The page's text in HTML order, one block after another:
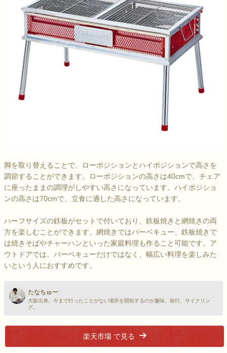
脚を取り替えることで、ローポジションとハイポジションで高さを
調節することができます。ローポジションの高さは40cmで、チェア
に座ったままの調理がしやすい高さになっています。ハイポジショ
ンの高さは70cmで、立食に適した高さになっています。
ハーフサイズの鉄板がセットで付いており、鉄板焼きと網焼きの両
方を楽しむことができます。網焼きではバーベキュー、鉄板焼きで
は焼きそばやチャーハンといった家庭料理も作ること可能です。ア
ウトドアでは、バーベキューだけではなく、幅広い料理を楽しみた
いという人におすすめです。
たなちゅー
大阪出身。今まで行ったことがない場所を開拓するのが趣味。旅行、サイクリン
グ。
楽天市場 で見る